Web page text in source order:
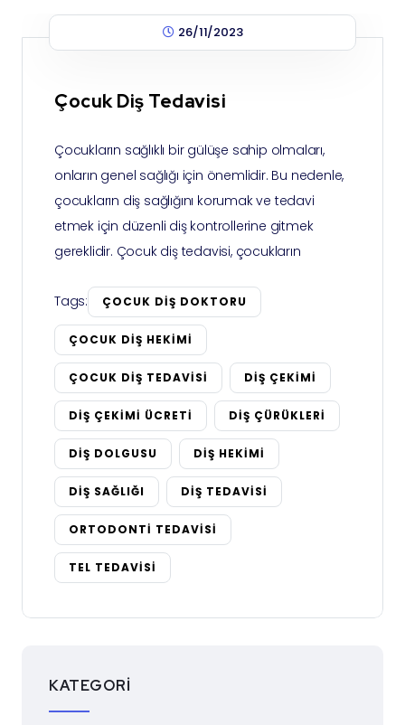
26/11/2023
Çocuk Diş Tedavisi
Çocukların sağlıklı bir gülüşe sahip olmaları,
onların genel sağlığı için önemlidir. Bu nedenle,
çocukların diş sağlığını korumak ve tedavi
etmek için düzenli diş kontrollerine gitmek
gereklidir. Çocuk diş tedavisi, çocukların
Tags: ÇOCUK DIŞ DOKTORU
ÇOCUK DIŞ HEKIMI
ÇOCUK DIŞ TEDAVISI DIŞ ÇEKIMI
DIŞ ÇEKIMI ÜCRETI DIŞ ÇÜRÜKLERI
DIŞ DOLGUSU DIŞ HEKIMI
DIŞ SAĞLIĞI DIŞ TEDAVISI
ORTODONTI TEDAVISI
TEL TEDAVISI
KATEGORI